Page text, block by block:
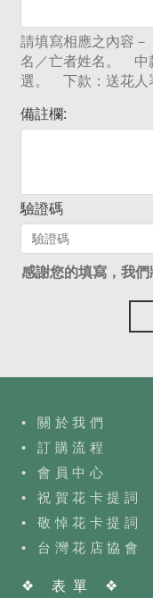
請填寫相應之內容
名／亡者姓名。 中
選。 下款：送花人
備註欄:
驗證碼
感謝您的填寫，我們
• 關於我們
• 訂購流程
• 會員中心
• 祝賀花卡提詞
• 敬悼花卡提詞
• 台灣花店協會
❖ 表單 ❖